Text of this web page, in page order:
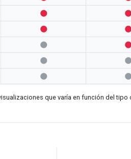





que varía en función del